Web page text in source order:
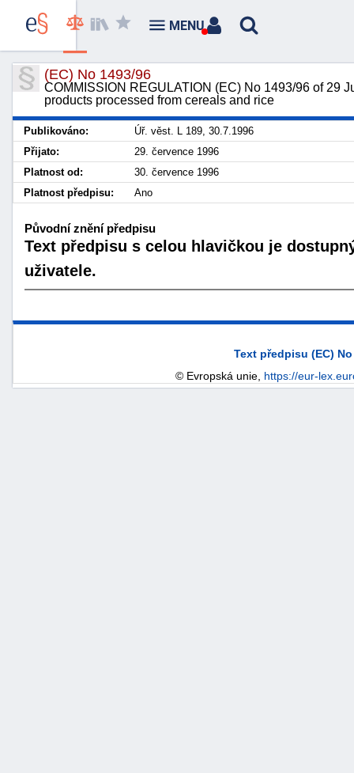
(EC) No 1493/96
COMMISSION REGULATION (EC) No 1493/96 of 29
products processed from cereals and rice
Publikováno:
Úř. věst. L 189, 30.7.1996
Přijato:
29. července 1996
Platnost od:
30. července 1996
Platnost předpisu:
Ano
Původní znění předpisu
Text předpisu s celou hlavičkou je
uživatele.
Text předpisu (EC) No
© Evropská unie, https://eur-
MENU